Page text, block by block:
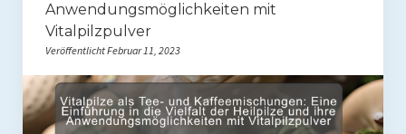
Produkttest
Rezension
Gastautor werden
Anwendungsmöglichkeiten mit
Vitalpilzpulver
Veröffentlicht Februar 11, 2023